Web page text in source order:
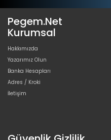
Pegem.Net
Kurumsal
Hakkımızda
Yazarımız Olun
Banka Hesapları
Adres / Kroki
İletişim